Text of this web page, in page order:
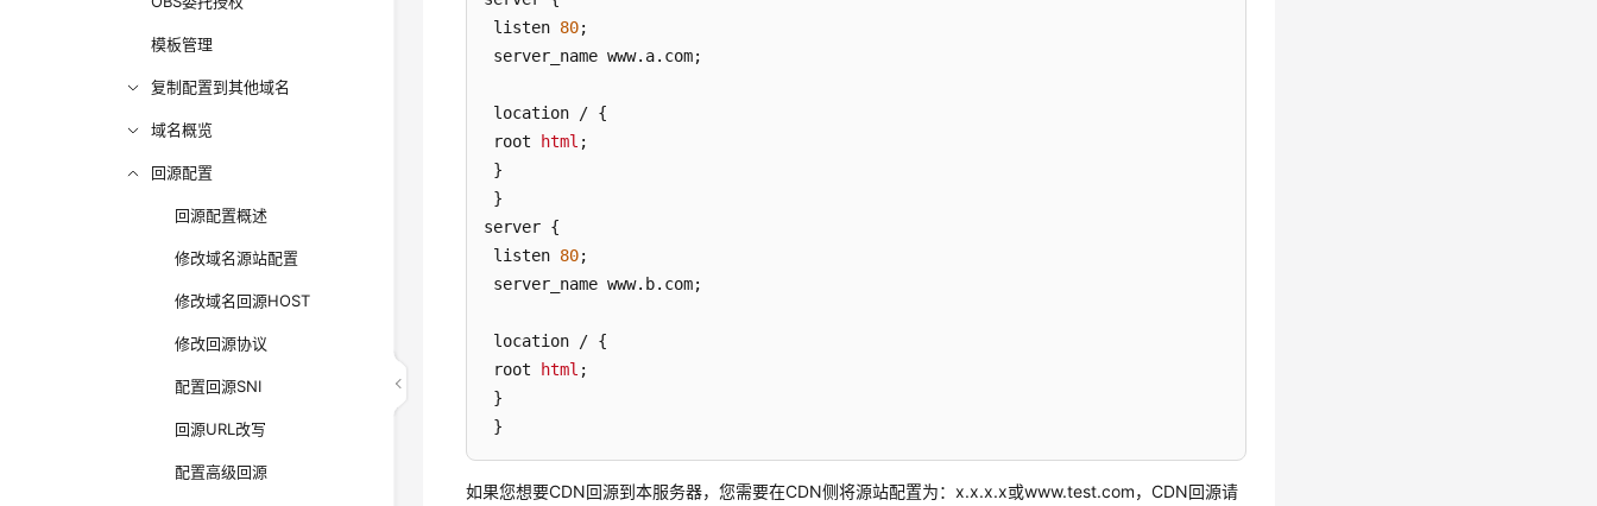
模板管理
复制配置到其他域名
域名概览
回源配置
回源配置概述
修改域名源站配置
修改域名回源HOST
修改回源协议
配置回源SNI
回源URL改写
配置高级回源
listen 80;
server_name www.a.com;
location / {
root
html ;
}
}
server {
listen 80;
server_name www.b.com;
location / {
root
html ;
}
}
如果您想要CDN回源到本服务器，您需要在CDN侧将源站配置为：x.x.x.x或www.test.com，CDN回源请